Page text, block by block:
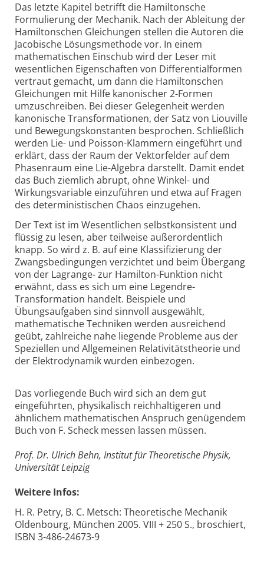
Das letzte Kapitel betrifft die Hamiltonsche
Formulierung der Mechanik. Nach der Ableitung der
Hamiltonschen Gleichungen stellen die Autoren die
Jacobische Lösungsmethode vor. In einem
mathematischen Einschub wird der Leser mit
wesentlichen Eigenschaften von Differentialformen
vertraut gemacht, um dann die Hamiltonschen
Gleichungen mit Hilfe kanonischer 2-Formen
umzuschreiben. Bei dieser Gelegenheit werden
kanonische Transformationen, der Satz von Liouville
und Bewegungskonstanten besprochen. Schließlich
werden Lie- und Poisson-Klammern eingeführt und
erklärt, dass der Raum der Vektorfelder auf dem
Phasenraum eine Lie-Algebra darstellt. Damit endet
das Buch ziemlich abrupt, ohne Winkel- und
Wirkungsvariable einzuführen und etwa auf Fragen
des deterministischen Chaos einzugehen.
Der Text ist im Wesentlichen selbstkonsistent und
flüssig zu lesen, aber teilweise außerordentlich
knapp. So wird z. B. auf eine Klassifizierung der
Zwangsbedingungen verzichtet und beim Übergang
von der Lagrange- zur Hamilton-Funktion nicht
erwähnt, dass es sich um eine Legendre-
Transformation handelt. Beispiele und
Übungsaufgaben sind sinnvoll ausgewählt,
mathematische Techniken werden ausreichend
geübt, zahlreiche nahe liegende Probleme aus der
Speziellen und Allgemeinen Relativitätstheorie und
der Elektrodynamik wurden einbezogen.
Das vorliegende Buch wird sich an dem gut
eingeführten, physikalisch reichhaltigeren und
ähnlichem mathematischen Anspruch genügendem
Buch von F. Scheck messen lassen müssen.
Prof. Dr. Ulrich Behn, Institut für Theoretische Physik,
Universität Leipzig
Weitere Infos:
H. R. Petry, B. C. Metsch: Theoretische Mechanik
Oldenbourg, München 2005. VIII + 250 S., broschiert,
ISBN 3-486-24673-9